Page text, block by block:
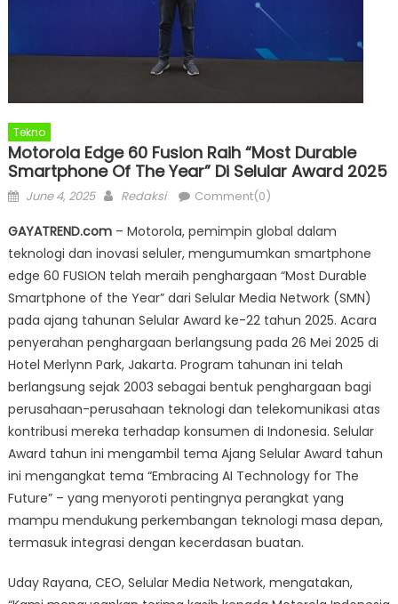
Tekno
Motorola Edge 60 Fusion Raih “Most Durable
Smartphone Of The Year” Di Selular Award 2025
Posted
June 4, 2025 Author
Redaksi Comment(0)
GAYATREND.com– Motorola, pemimpin global dalam
teknologi dan inovasi seluler, mengumumkan smartphone
edge 60 FUSION telah meraih penghargaan “Most Durable
Smartphone of the Year” dari Selular Media Network (SMN)
pada ajang tahunan Selular Award ke-22 tahun 2025. Acara
penyerahan penghargaan berlangsung pada 26 Mei 2025 di
Hotel Merlynn Park, Jakarta. Program tahunan ini telah
berlangsung sejak 2003 sebagai bentuk penghargaan bagi
perusahaan-perusahaan teknologi dan telekomunikasi atas
kontribusi mereka terhadap konsumen di Indonesia. Selular
Award tahun ini mengambil tema Ajang Selular Award tahun
ini mengangkat tema “Embracing AI Technology for The
Future” – yang menyoroti pentingnya perangkat yang
mampu mendukung perkembangan teknologi masa depan,
termasuk integrasi dengan kecerdasan buatan.
Uday Rayana, CEO, Selular Media Network, mengatakan,